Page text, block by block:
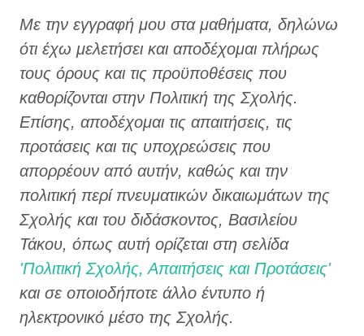
Με την εγγραφή μου στα μαθήματα, δηλώνω
ότι έχω μελετήσει και αποδέχομαι πλήρως
τους όρους και τις προϋποθέσεις που
καθορίζονται στην Πολιτική της Σχολής.
Επίσης, αποδέχομαι τις απαιτήσεις, τις
προτάσεις και τις υποχρεώσεις που
απορρέουν από αυτήν, καθώς και την
πολιτική περί πνευματικών δικαιωμάτων της
Σχολής και του διδάσκοντος, Βασιλείου
Τάκου, όπως αυτή ορίζεται στη σελίδα
'Πολιτική Σχολής, Απαιτήσεις και Προτάσεις'
και σε οποιοδήποτε άλλο έντυπο ή
ηλεκτρονικό μέσο της Σχολής.